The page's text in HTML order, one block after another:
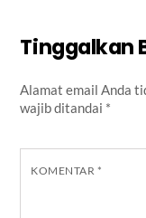
Tinggalkan
Alamat email Anda
wajib ditandai *
KOMENTAR *